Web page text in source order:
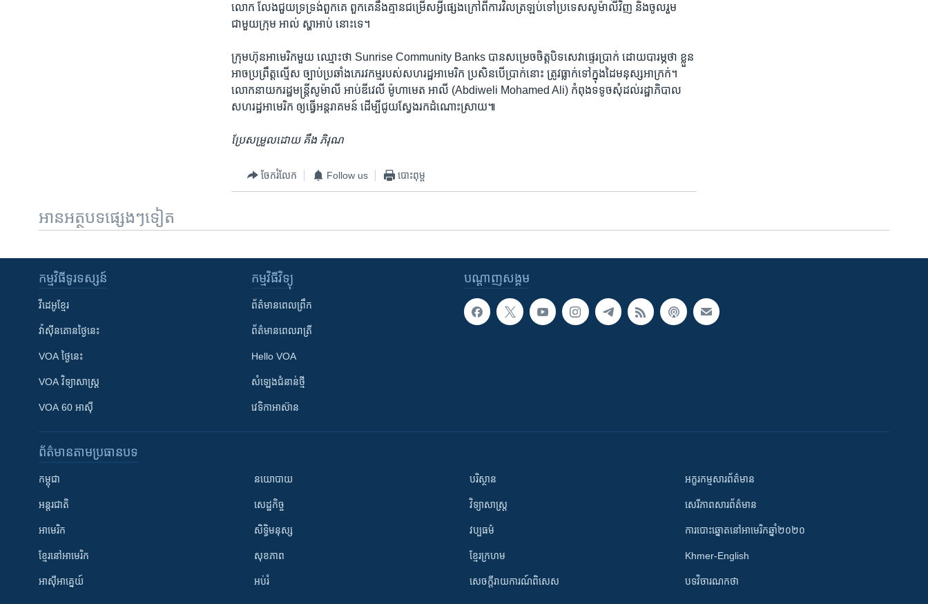
លោក​ លែងជួយទ្រទ្រង់​ពួកគេ ពួកគេនឹង​គ្មាន​ជម្រើស​អ្វីផ្សេង​ក្រៅ​ពីការវិល​ត្រឡប់​ទៅប្រទេស​សូម៉ាលី​វិញ និង​ចូល​រួម​
ជាមួយក្រុម អាល់​ ស្ហាអាប់​ នោះ​ទេ។
ក្រុមហ៊ុន​អាមេរិក​មួយ​ ឈ្មោះ​ថា Sunrise Community Banks ​បាន​សម្រេច​ចិត្ត​បិទ​សេវា​ផ្ទេរប្រាក់ ​ដោយ​បារម្ភថា ខ្លួន
អាចប្រព្រឹត្ត​ល្មើស ​ច្បាប់​ប្រឆាំង​ភេរវកម្ម​របស់​សហរដ្ឋអាមេរិក ប្រសិន​បើប្រាក់​នោះ ត្រូវ​ធ្លាក់​ទៅក្នុង​ដៃ​មនុស្ស​អាក្រក់។
លោក​នាយករដ្ឋមន្រ្តីសូម៉ាលី អាប់ឌីវេលី ម៉ូហាមេត អាលី (Abdiweli Mohamed Ali) កំពុង​ទទូច​សុំដល់រដ្ឋាភិបាល​
សហរដ្ឋអាមេរិក​ ​ឲ្យធ្វើអន្តរាគមន៍ ដើម្បី​ជូយ​ស្វែង​រកដំណោះស្រាយ៕
ប្រែសម្រួលដោយ​ គឹង ភិរុណ
ចែករំលែក Follow us បោះពុម្ព
អានអត្ថបទផ្សេងៗទៀត
បណ្តាញ​សង្គម
កម្មវិធី​ទូរទស្សន៍
វីដេអូ​ខ្មែរ
វ៉ាស៊ីនតោន​ថ្ងៃ​នេះ
VOA ថ្ងៃនេះ
VOA ​វិទ្យាសាស្ត្រ
VOA 60 អាស៊ី
កម្មវិធី​វិទ្យុ
ព័ត៌មាន​ពេល​ព្រឹក
ព័ត៌មាន​​ពេល​រាត្រី
Hello VOA
សំឡេង​ជំនាន់​ថ្មី
វេទិកា​អាស៊ាន
ព័ត៌មាន​តាមប្រធានបទ​
កម្ពុជា
អន្តរជាតិ
អាមេរិក
ខ្មែរ​នៅអាមេរិក
អាស៊ីអាគ្នេយ៍
នយោបាយ
សេដ្ឋកិច្ច
សិទ្ធិមនុស្ស
សុខភាព
អប់រំ
បរិស្ថាន
វិទ្យាសាស្រ្ត
វប្បធម៌
ខ្មែរក្រហម
សេចក្តីរាយការណ៍ពិសេស
អក្ខរកម្មសារព័ត៌មាន
សេរីភាពសារព័ត៌មាន
ការបោះឆ្នោតនៅអាមេរិកឆ្នាំ២០២០
Khmer-English
បទវិចារណកថា